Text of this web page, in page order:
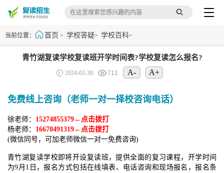
当前位置： 首页 > 学校答疑> 学校百科>
青竹湖复读学校复读班开学时间表?学校复读怎么报名?
2024-03-30 711 A- A+
免费线上咨询（老师一对一择校咨询电话）
徐老师： 15274855379←点击拨打
杨老师： 16670491319←点击拨打
(微信同号，可加老师微信一对一免费咨询)
青竹湖复读学校即将开设复读班，提供全面的复习课程，开学时间
为9月1日，报名方式包括在线填表、电话咨询和现场报名，报名条